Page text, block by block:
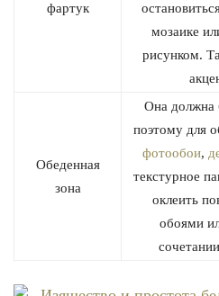
фартук
мозаике
рисунком.
Обеденная
зона
Она должна
поэтому для
фотообои,
текстурное
оклеить
обоями